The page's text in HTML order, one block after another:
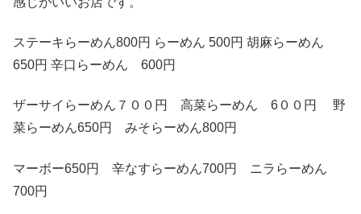
ステーキらーめん800円 らーめん 500円 胡麻らーめん
650円 辛口らーめん 600円
ザーサイらーめん７００円 高菜らーめん 6００円 野
菜らーめん650円 みそらーめん800円
マーボー650円 辛なすらーめん700円 ニラらーめん
700円